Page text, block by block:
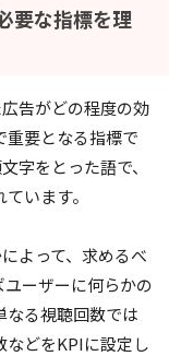
要な指標を理
告がどの程度の効
重要となる指標で
をとった語で、
います。
よって、求めるべ
ーザーに何らかの
なる視聴回数では
などをKPIに設定し